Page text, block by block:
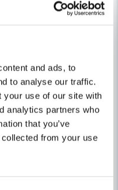
and ads, to
to analyse our traffic.
your use of our site with
analytics partners who
that you’ve
from your use
2200 Kopierring KR-D